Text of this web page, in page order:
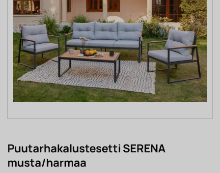
Puutarhakalustesetti SERENA
musta/harmaa